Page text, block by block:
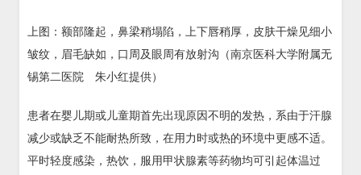
上图：额部隆起，鼻梁稍塌陷，上下唇稍厚，皮肤干燥见细小
皱纹，眉毛缺如，口周及眼周有放射沟（南京医科大学附属无
锡第二医院 朱小红提供）
患者在婴儿期或儿童期首先出现原因不明的发热，系由于汗腺
减少或缺乏不能耐热所致，在用力时或热的环境中更感不适。
平时轻度感染，热饮，服用甲状腺素等药物均可引起体温过